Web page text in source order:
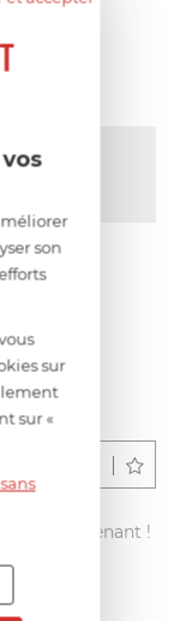
?
dès maintenant !
son
sur
sur «